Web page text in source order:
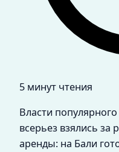
5 минут чтения
Власти
всерьез взялись
аренды: на Бали